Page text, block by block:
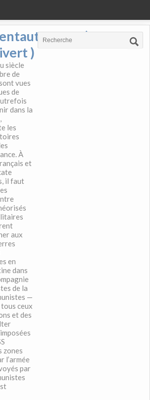
(
)
siècle
de
vues
de
dans la
les
À
et
il faut
aux
en
dans
de la
—
tous ceux
et des
zones
l’armée
par